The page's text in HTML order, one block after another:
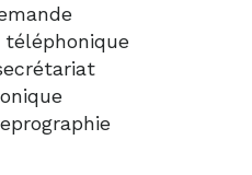
téléphonique